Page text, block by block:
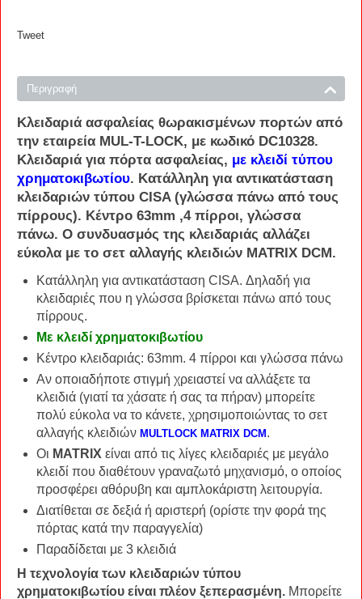
Tweet
Περιγραφή
Κλειδαριά ασφαλείας θωρακισμένων πορτών από
την εταιρεία MUL-T-LOCK, με κωδικό DC10328.
Κλειδαριά για πόρτα ασφαλείας, με κλειδί τύπου
χρηματοκιβωτίου. Κατάλληλη για αντικατάσταση
κλειδαριών τύπου CISA (γλώσσα πάνω από τους
πίρρους). Κέντρο 63mm ,4 πίρροι, γλώσσα
πάνω. Ο συνδυασμός της κλειδαριάς αλλάζει
εύκολα με το σετ αλλαγής κλειδιών MATRIX DCM.
Κατάλληλη για αντικατάσταση CISA. Δηλαδή για
κλειδαριές που η γλώσσα βρίσκεται πάνω από τους
πίρρους.
Με κλειδί χρηματοκιβωτίου
Κέντρο κλειδαριάς: 63mm. 4 πίρροι και γλώσσα πάνω
Αν οποιαδήποτε στιγμή χρειαστεί να αλλάξετε τα
κλειδιά (γιατί τα χάσατε ή σας τα πήραν) μπορείτε
πολύ εύκολα να το κάνετε, χρησιμοποιώντας το σετ
αλλαγής κλειδιών MULTLOCK MATRIX DCM .
Οι MATRIX είναι από τις λίγες κλειδαριές με μεγάλο
κλειδί που διαθέτουν γραναζωτό μηχανισμό, ο οποίος
προσφέρει αθόρυβη και αμπλοκάριστη λειτουργία.
Διατίθεται σε δεξιά ή αριστερή (ορίστε την φορά της
πόρτας κατά την παραγγελία)
Παραδίδεται με 3 κλειδιά
Η τεχνολογία των κλειδαριών τύπου
χρηματοκιβωτίου είναι πλέον ξεπερασμένη. Μπορείτε